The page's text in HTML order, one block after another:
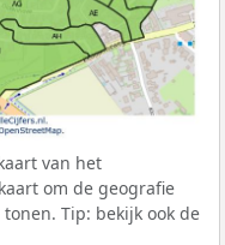
van het
om de geografie
tonen. Tip: bekijk ook de